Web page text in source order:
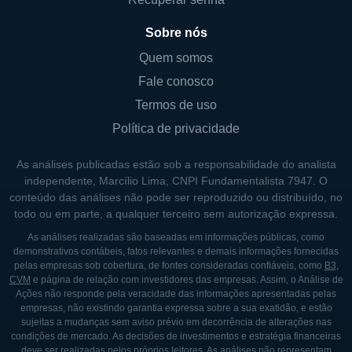
possui foco de curto prazo, de maneira na
qual as empresas firmam contratos de longo
para explorar rodovias. Devido ao prazo
bastante alongado das concessões, vêm a
vantagem de estas empresas adquirirem
uma razoável previsibilidade de receita.
Com base na previsibilidade de receita, as
empresas do setor rodoviário ganham,
progressivamente, mais escala, ou seja,
expansão. Pois mediante à previsibilidade de
receitas, as companhias tornam a possuir
menores riscos financeiros e, como
consequência, as mesmas têm a capacidade
de obter recursos via empréstimos, tanto
Sobre nós
Quem somos
Fale conosco
Termos de uso
Política de privacidade
As análises publicadas estão sob a responsabilidade do analista
independente, Marcílio Lima, CNPI Fundamentalista 7947. O
conteúdo das análises não pode ser reproduzido ou distribuído, no
todo ou em parte, a qualquer terceiro sem autorização expressa.
As análises realizadas são baseadas em informações públicas, como
demonstrativos contábeis, fatos relevantes e demais informações fornecidas
pelas empresas sob cobertura, de fontes consideradas confiáveis, como B3,
CVM e página de relação com investidores das empresas. Assim, o Análise de
Ações não responde pela veracidade das informações apresentadas pelas
empresas, não existindo garantia expressa sobre a sua exatidão, e estão
sujeitas a mudanças sem aviso prévio em decorrência de alterações nas
condições de mercado. As decisões de investimentos e estratégia financeiras